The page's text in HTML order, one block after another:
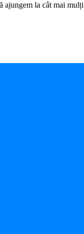
ajungem la cât mai